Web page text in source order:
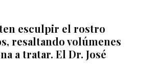
esculpir el rostro
resaltando volúmenes
a tratar. ElDr. José